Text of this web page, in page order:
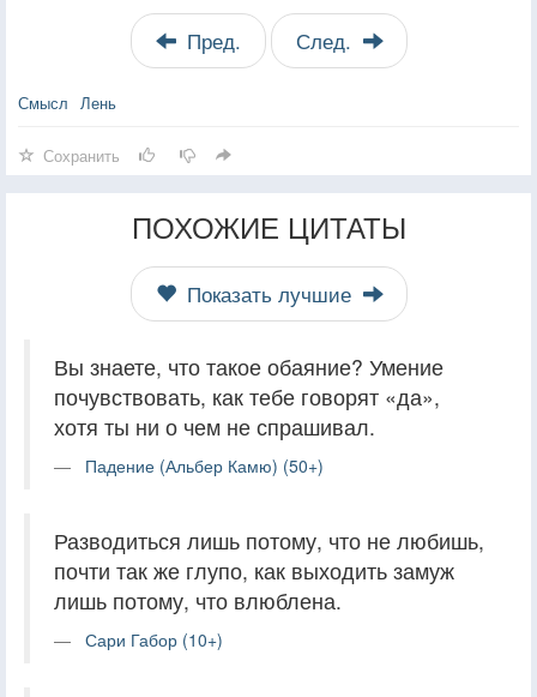
Пред. След.
Смысл Лень
Сохранить
ПОХОЖИЕ ЦИТАТЫ
Показать лучшие
Вы знаете, что такое обаяние? Умение
почувствовать, как тебе говорят «да»,
хотя ты ни о чем не спрашивал.
Падение (Альбер Камю) (50+)
Разводиться лишь потому, что не любишь,
почти так же глупо, как выходить замуж
лишь потому, что влюблена.
Сари Габор (10+)